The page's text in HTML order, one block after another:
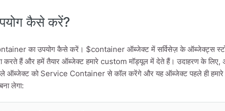
कैसे करें?
का उपयोग कैसे करें। $container ऑब्जेक्ट में सर्विसेज़ के ऑब्जेक्ट्स
करते हैं और हमें तैयार ऑब्जेक्ट हमारे custom मॉड्यूल में देते हैं। उदाहरण के लिए,
ऑब्जेक्ट को Service Container से कॉल करेंगे और यह ऑब्जेक्ट पहले ही
लेगा: